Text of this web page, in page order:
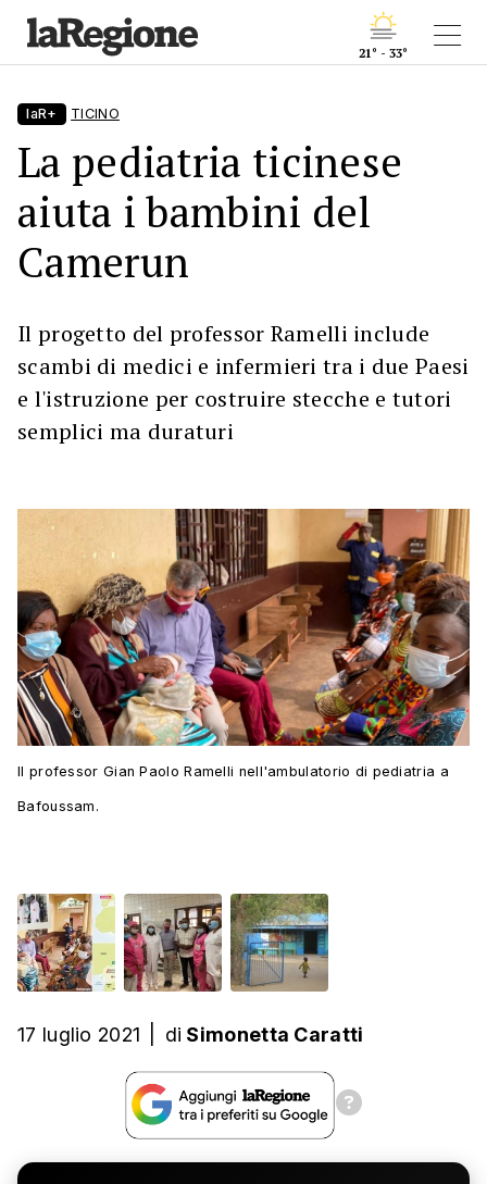
21° - 33°
laR+ TICINO
La pediatria ticinese
aiuta i bambini del
Camerun
Il progetto del professor Ramelli include
scambi di medici e infermieri tra i due Paesi
e l'istruzione per costruire stecche e tutori
semplici ma duraturi
Il professor Gian Paolo Ramelli nell'ambulatorio di pediatria a
Bafoussam.
17 luglio 2021 di Simonetta Caratti